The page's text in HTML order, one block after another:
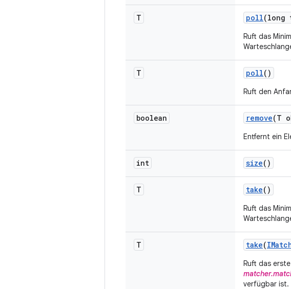
T poll(long
Ruft das
T poll()
Ruft den
boolean remove(T
Entfernt ein
int size()
T take()
Ruft das
T take(
Ruft das
verfügbar ist.